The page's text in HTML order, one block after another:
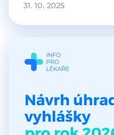
31. 10. 2025